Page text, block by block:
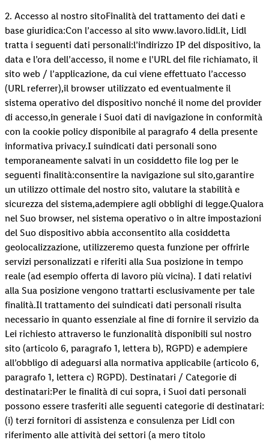
2. Accesso al nostro sitoFinalità del trattamento dei dati e
base giuridica:Con l’accesso al sito www.lavoro.lidl.it, Lidl
tratta i seguenti dati personali:l’indirizzo IP del dispositivo, la
data e l’ora dell’accesso, il nome e l’URL del file richiamato, il
sito web / l’applicazione, da cui viene effettuato l’accesso
(URL referrer),il browser utilizzato ed eventualmente il
sistema operativo del dispositivo nonché il nome del provider
di accesso,in generale i Suoi dati di navigazione in conformità
con la cookie policy disponibile al paragrafo 4 della presente
informativa privacy.I suindicati dati personali sono
temporaneamente salvati in un cosiddetto file log per le
seguenti finalità:consentire la navigazione sul sito,garantire
un utilizzo ottimale del nostro sito, valutare la stabilità e
sicurezza del sistema,adempiere agli obblighi di legge.Qualora
nel Suo browser, nel sistema operativo o in altre impostazioni
del Suo dispositivo abbia acconsentito alla cosiddetta
geolocalizzazione, utilizzeremo questa funzione per offrirle
servizi personalizzati e riferiti alla Sua posizione in tempo
reale (ad esempio offerta di lavoro più vicina). I dati relativi
alla Sua posizione vengono trattarti esclusivamente per tale
finalità.Il trattamento dei suindicati dati personali risulta
necessario in quanto essenziale al fine di fornire il servizio da
Lei richiesto attraverso le funzionalità disponibili sul nostro
sito (articolo 6, paragrafo 1, lettera b), RGPD) e adempiere
all’obbligo di adeguarsi alla normativa applicabile (articolo 6,
paragrafo 1, lettera c) RGPD). Destinatari / Categorie di
destinatari:Per le finalità di cui sopra, i Suoi dati personali
possono essere trasferiti alle seguenti categorie di destinatari:
(i) terzi fornitori di assistenza e consulenza per Lidl con
riferimento alle attività dei settori (a mero titolo